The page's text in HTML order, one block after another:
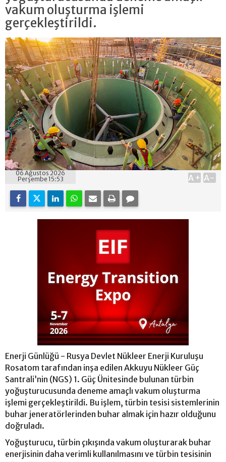
vakum oluşturma işlemi
gerçekleştirildi.
06 Ağustos 2026
Perşembe 15:53
A+ A-
Enerji Günlüğü - Rusya Devlet Nükleer Enerji Kuruluşu
Rosatom tarafından inşa edilen Akkuyu Nükleer Güç
Santrali’nin (NGS) 1. Güç Ünitesinde bulunan türbin
yoğuşturucusunda deneme amaçlı vakum oluşturma
işlemi gerçekleştirildi. Bu işlem, türbin tesisi sistemlerinin
buhar jeneratörlerinden buhar almak için hazır olduğunu
doğruladı.
Yoğuşturucu, türbin çıkışında vakum oluşturarak buhar
enerjisinin daha verimli kullanılmasını ve türbin tesisinin